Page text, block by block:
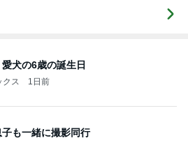
犬の6歳の誕生日
ス 1日前
も一緒に撮影同行